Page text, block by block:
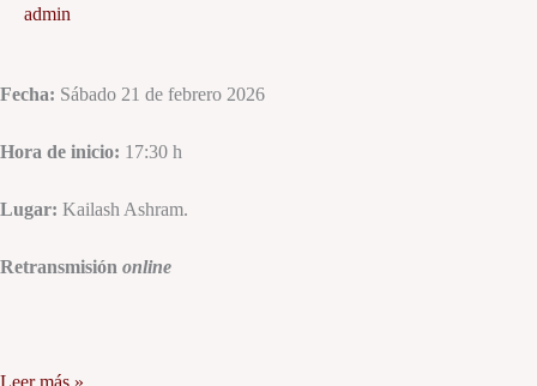
admin
Fecha: Sábado 21 de febrero 2026
Hora de inicio: 17:30 h
Lugar: Kailash Ashram.
Retransmisión online
Leer más »